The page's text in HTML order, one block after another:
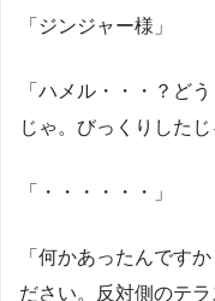
「ジンジャー様」
「ハメル・・・？ど
じゃ。びっくりしたじ
「・・・・・・」
「何かあったんです
ださい。反対側のテラ